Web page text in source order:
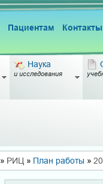
Пациентам Контакты
Наука
и исследования
» РИЦ » План работы »